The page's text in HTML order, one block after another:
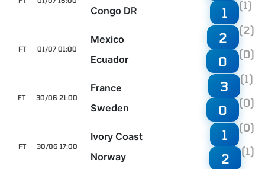
Congo DR 1 (1)
01/07 01:00
FT
Mexico
Ecuador
2 (2)
0 (0)
30/06 21:00
FT
France
Sweden
3 (1)
0 (0)
30/06 17:00
FT
Ivory Coast
Norway
1 (0)
2 (1)